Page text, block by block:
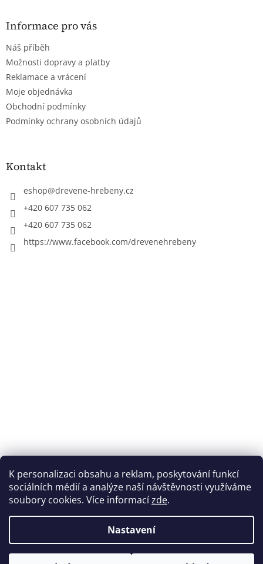
K personalizaci obsahu a reklam, poskytování funkcí
sociálních médií a analýze naší návštěvnosti využíváme
soubory cookies. Více informacízde.
Nastavení
Informace pro vás
Náš příběh
Možnosti dopravy a platby
Reklamace a vrácení
Moje objednávka
Obchodní podmínky
Podmínky ochrany osobních údajů
Kontakt
eshop@drevene-hrebeny.cz
+420 607 735 062
+420 607 735 062
https://www.facebook.com/drevenehrebeny
Copyright 2026DŘEVĚNÉ HŘEBENY. Všechna práva